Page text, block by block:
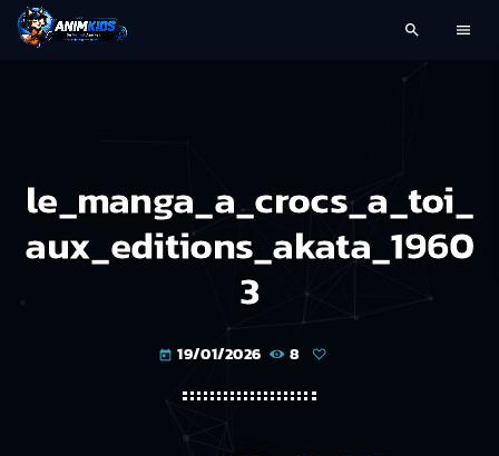
search menu
le_manga_a_crocs_a_toi_
aux_editions_akata_1960
3
today 19/01/2026 8